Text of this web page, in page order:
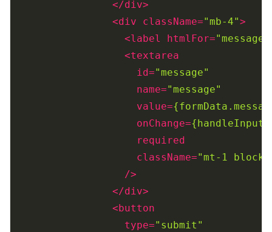
</div>
<div className="mb-4">
<label htmlFor="message"
<textarea
id="message"
name="message"
value=
onChange=
required
className="mt-1 block
                  />
</div>
<button
type="submit"